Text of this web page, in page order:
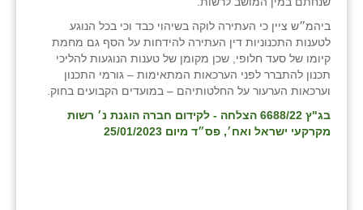
ביהמ״ש ציין כי העתירה לוקה בשיהוי כבד וכי בכל הנוגע
לטענות התכנוניות דין העתירה להידחות על הסף גם מחמת
קיומו של סעד חלופי, שכן מקומן של טענות הנוגעות להליכי
תכנון להתברר לפני הערכאות המתאימות – גורמי התכנון
וערכאות הערעור על החלטותיהם – במועדים הקבועים בחוק.
בג"ץ 6688/22 הצלחה - לקידום חברה הוגנת נ׳ רשות
מקרקעי ישראל ואח׳, פס״ד מיום 25/01/2023